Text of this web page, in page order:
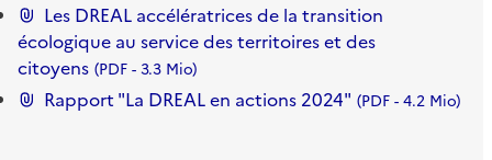
Les DREAL accélératrices de la transition
écologique au service des territoires et des
citoyens PDF- 3.3 Mio
Rapport "La DREAL en actions 2024" PDF- 4.2 Mio